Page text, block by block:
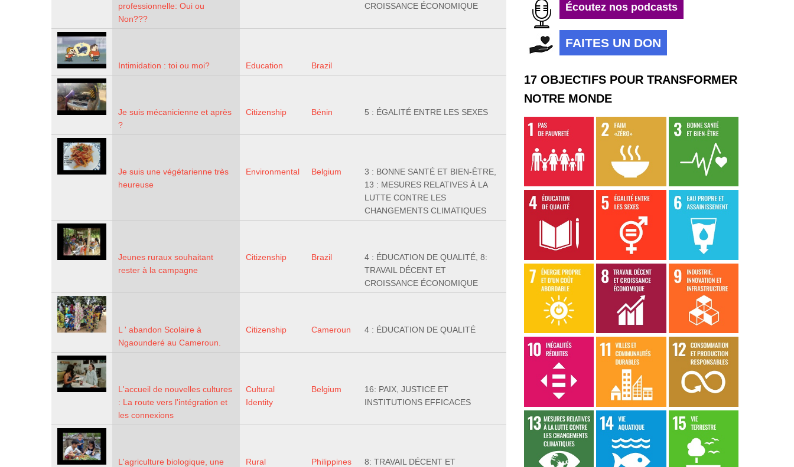
professionnelle: Oui ou
Non???
CROISSANCE ÉCONOMIQUE
Intimidation : toi ou moi? Education Brazil
Je suis mécanicienne et après
?
Citizenship Bénin 5 : ÉGALITÉ ENTRE LES SEXES
Je suis une végétarienne très
heureuse
Environmental Belgium
3 : BONNE SANTÉ ET BIEN-ÊTRE,
13 : MESURES RELATIVES À LA
LUTTE CONTRE LES
CHANGEMENTS CLIMATIQUES
Jeunes ruraux souhaitant
rester à la campagne
Citizenship Brazil
4 : ÉDUCATION DE QUALITÉ, 8:
TRAVAIL DÉCENT ET
CROISSANCE ÉCONOMIQUE
L ' abandon Scolaire à
Ngaounderé au Cameroun.
Citizenship Cameroun 4 : ÉDUCATION DE QUALITÉ
L'accueil de nouvelles cultures
: La route vers l'intégration et
les connexions
Cultural
Identity
Belgium
16: PAIX, JUSTICE ET
INSTITUTIONS EFFICACES
L'agriculture biologique, une
Rural
Philippines
8: TRAVAIL DÉCENT ET
Écoutez nos podcasts
FAITES UN DON
17 OBJECTIFS POUR TRANSFORMER
NOTRE MONDE